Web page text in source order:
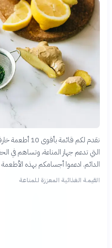
نقدم لكم قائمة
التي تدعم جهاز المناعة، وتساهم في
الدائم. ادعموا أجسامكم بهذه
القيمة الغذائية المعززة للمناعة